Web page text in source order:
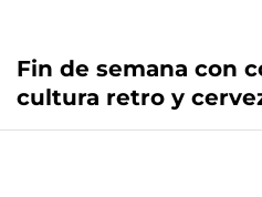
Fin de semana con
cultura retro y